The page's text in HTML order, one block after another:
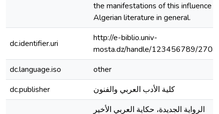
the manifestations of this influence
Algerian literature in general.
dc.identifier.uri
http://e-biblio.univ-
mosta.dz/handle/123456789/
dc.language.iso
other
dc.publisher
كلية الأدب العربي والفنون
الرواية الجديدة، حكاية العربي الأخير